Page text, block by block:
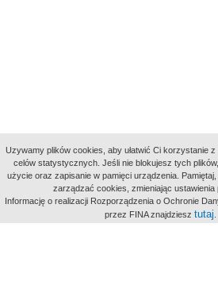
aktywności
Uzywamy plików cookies, aby ułatwić Ci korzystanie
celów statystycznych. Jeśli nie blokujesz tych
użycie oraz zapisanie w pamięci urządzenia.
zarządzać cookies, zmieniając ustawienia
Informację o realizacji Rozporządzenia o Ochronie
przez FINA znajdziesz tutaj